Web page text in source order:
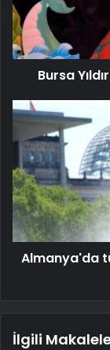
Bursa
Almanya'da
İlgili